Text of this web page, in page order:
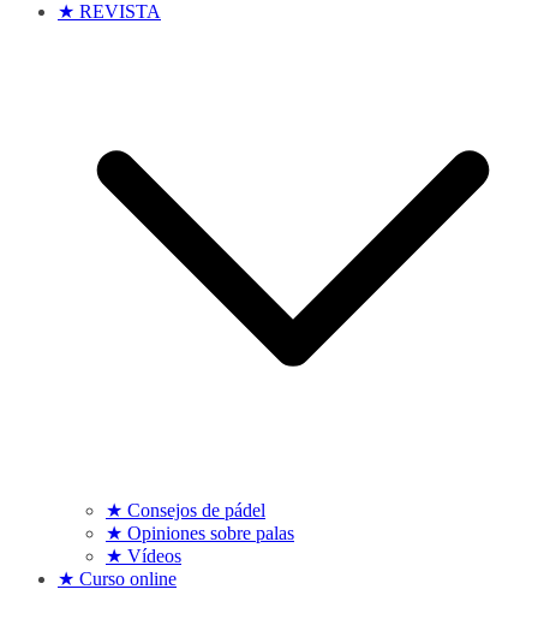
★ REVISTA
★ Consejos de pádel
★ Opiniones sobre palas
★ Vídeos
★ Curso online